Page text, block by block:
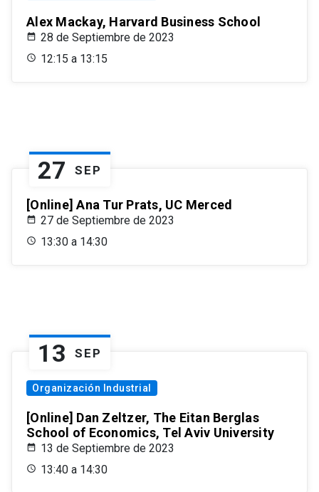
Alex Mackay, Harvard Business School
28 de Septiembre de 2023
12:15 a 13:15
27 SEP
[Online] Ana Tur Prats, UC Merced
27 de Septiembre de 2023
13:30 a 14:30
13 SEP
Organización Industrial
[Online] Dan Zeltzer, The Eitan Berglas
School of Economics, Tel Aviv University
13 de Septiembre de 2023
13:40 a 14:30